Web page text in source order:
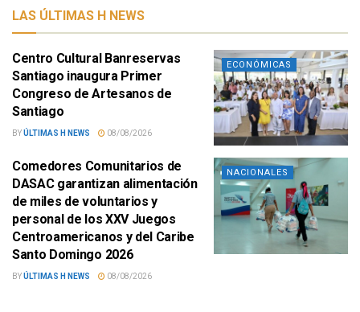
LAS ÚLTIMAS H NEWS
ECONÓMICAS
Centro Cultural Banreservas
Santiago inaugura Primer
Congreso de Artesanos de
Santiago
BYÚLTIMAS H NEWS 08/08/2026
NACIONALES
Comedores Comunitarios de
DASAC garantizan alimentación
de miles de voluntarios y
personal de los XXV Juegos
Centroamericanos y del Caribe
Santo Domingo 2026
BYÚLTIMAS H NEWS 08/08/2026